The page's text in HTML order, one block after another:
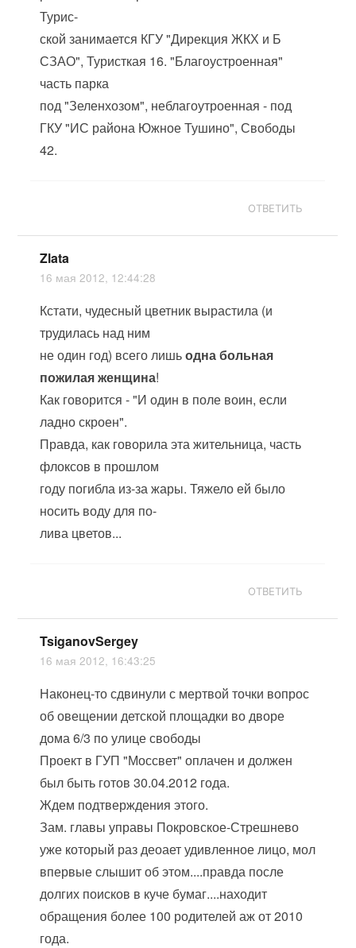
Турис-
ской занимается КГУ "Дирекция ЖКХ и Б
СЗАО", Туристкая 16. "Благоустроенная"
часть парка
под "Зеленхозом", неблагоутроенная - под
ГКУ "ИС района Южное Тушино", Свободы
42.
ОТВЕТИТЬ
Zlata
16 мая 2012, 12:44:28
Кстати, чудесный цветник вырастила (и
трудилась над ним
не один год) всего лишьодна больная
пожилая женщина!
Как говорится - "И один в поле воин, если
ладно скроен".
Правда, как говорила эта жительница, часть
флоксов в прошлом
году погибла из-за жары. Тяжело ей было
носить воду для по-
лива цветов...
ОТВЕТИТЬ
TsiganovSergey
16 мая 2012, 16:43:25
Наконец-то сдвинули с мертвой точки вопрос
об овещении детской площадки во дворе
дома 6/3 по улице свободы
Проект в ГУП "Моссвет" оплачен и должен
был быть готов 30.04.2012 года.
Ждем подтверждения этого.
Зам. главы управы Покровское-Стрешнево
уже который раз деоает удивленное лицо, мол
впервые слышит об этом....правда после
долгих поисков в куче бумаг....находит
обращения более 100 родителей аж от 2010
года.